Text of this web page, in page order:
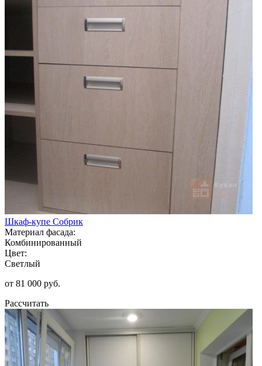
Шкаф-купе Собрик
Материал фасада:
Комбинированный
Цвет:
Светлый
от 81 000 руб.
Рассчитать